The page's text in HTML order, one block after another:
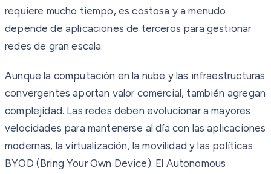
requiere mucho tiempo, es costosa y a menudo
depende de aplicaciones de terceros para gestionar
redes de gran escala.
Aunque la computación en la nube y las infraestructuras
convergentes aportan valor comercial, también agregan
complejidad. Las redes deben evolucionar a mayores
velocidades para mantenerse al día con las aplicaciones
modernas, la virtualización, la movilidad y las políticas
BYOD (Bring Your Own Device). El Autonomous